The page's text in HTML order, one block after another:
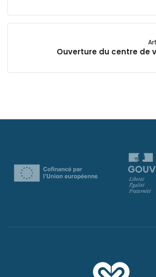
Ouverture du centre de